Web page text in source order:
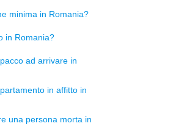
minima in Romania?
in Romania?
ad arrivare in
in affitto in
una persona morta in